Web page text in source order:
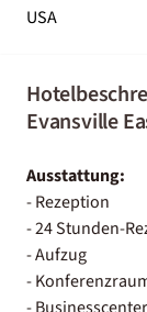
USA
Evansville
Ausstattung:
- Rezeption
- 24 Stunden-
- Aufzug
-